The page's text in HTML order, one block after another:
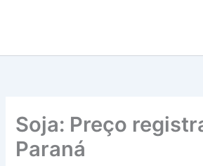
conteúdo
Soja: Preço
Paraná